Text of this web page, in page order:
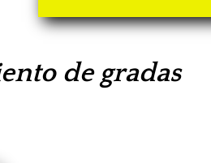
de gradas